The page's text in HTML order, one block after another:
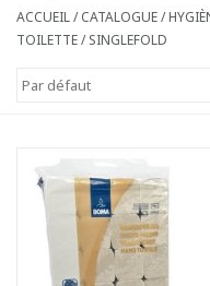
Blog
ACCUEIL/CATALOGUE/
TOILETTE/SINGLEFOLD